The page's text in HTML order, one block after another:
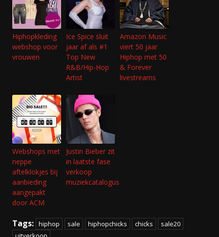
Hiphopkleding
webshop voor
vrouwen
Ice Spice sluit
jaar af als #1
Top New
R&B/Hip-Hop
Artist
Amazon Music
viert 50 jaar
Hiphop met 50
& Forever
livestreams
Webshops met
neppe
aftelklokjes bij
aanbieding
aangepakt
door ACM
Justin Bieber zit
in laatste fase
verkoop
muziekcatalogus
Tags: hiphop sale hiphopchicks chicks
sale20